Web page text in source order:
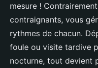
mesure !
contraignants, vous
rythmes de chacun.
foule ou visite tardive
nocturne, tout devient